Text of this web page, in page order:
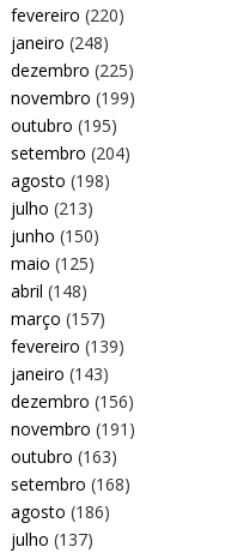
fevereiro (220)
janeiro (248)
dezembro (225)
novembro (199)
outubro (195)
setembro (204)
agosto (198)
julho (213)
junho (150)
maio (125)
abril (148)
março (157)
fevereiro (139)
janeiro (143)
dezembro (156)
novembro (191)
outubro (163)
setembro (168)
agosto (186)
julho (137)